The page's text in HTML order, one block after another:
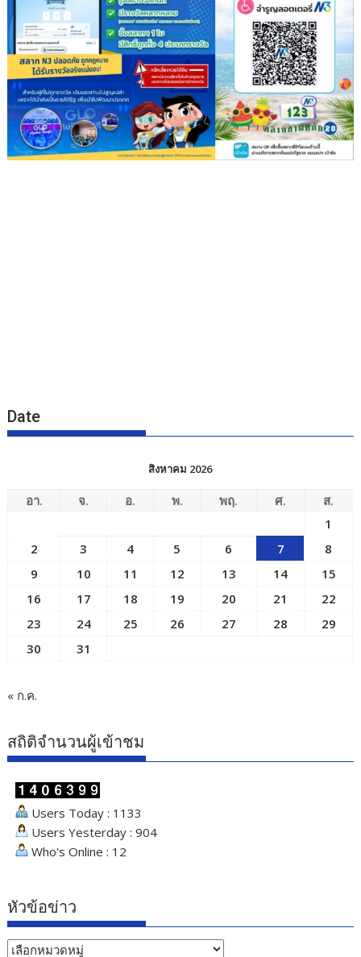
Date
สิงหาคม 2026
อา. จ. อ. พ. พฤ. ศ.
ส.
1
2
3 4 5 6 7
8
9
10 11 12 13 14
15
16
17 18 19 20 21
22
23
24 25 26 27 28
29
30
31
« ก.ค.
สถิติจำนวนผู้เข้าชม
Users Today : 1133
Users Yesterday : 904
Who's Online : 12
หัวข้อข่าว
หัวข้อ